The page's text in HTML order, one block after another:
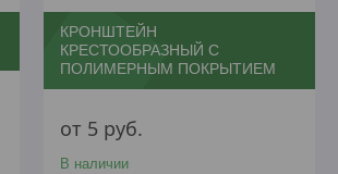
КРОНШТЕЙН
КРЕСТООБРАЗНЫЙ С
ПОЛИМЕРНЫМ ПОКРЫТИЕМ
от 5 руб.
В наличии